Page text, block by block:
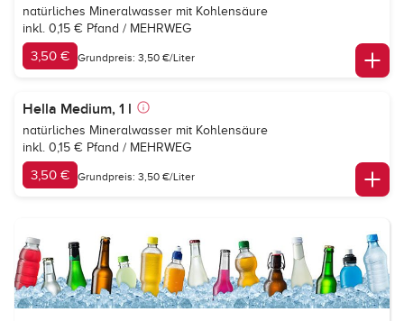
natürliches Mineralwasser mit Kohlensäure
inkl. 0,15 € Pfand / MEHRWEG
3,50 € Grundpreis: 3,50 €/Liter
Hella Medium, 1 l
natürliches Mineralwasser mit Kohlensäure
inkl. 0,15 € Pfand / MEHRWEG
3,50 € Grundpreis: 3,50 €/Liter